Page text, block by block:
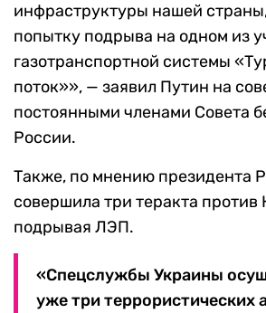
инфраструктуры нашей
попытку подрыва на одном из
газотранспортной системы
поток»», — заявил Путин на
постоянными членами Совета
России.
Также, по мнению президента
совершила три теракта
подрывая ЛЭП.
«Спецслужбы Украины
уже три террористических